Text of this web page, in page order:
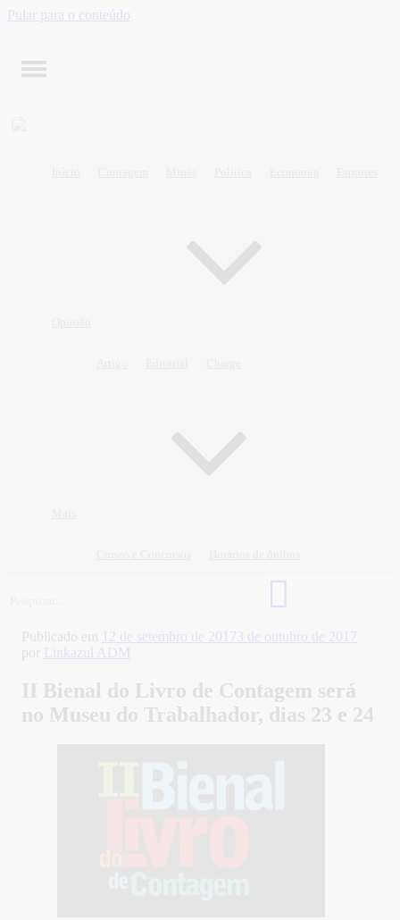
Pular para o conteúdo
Publicado em 12 de setembro de 2017 3 de outubro de 2017
por
Linkazul ADM
II Bienal do Livro de Contagem será
no Museu do Trabalhador, dias 23 e 24